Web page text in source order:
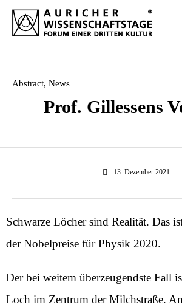
Prof. Gillessens
Category
Abstract, News
13. Dezember 2021
Schwarze Löcher sind Realität. Das
der Nobelpreise für Physik 2020.
Der bei weitem überzeugendste Fall
Loch im Zentrum der Milchstraße.